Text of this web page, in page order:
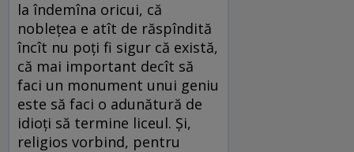
la îndemîna oricui, că
noblețea e atît de răspîndită
încît nu poți fi sigur că există,
că mai important decît să
faci un monument unui geniu
este să faci o adunătură de
idioți să termine liceul. Și,
religios vorbind, pentru